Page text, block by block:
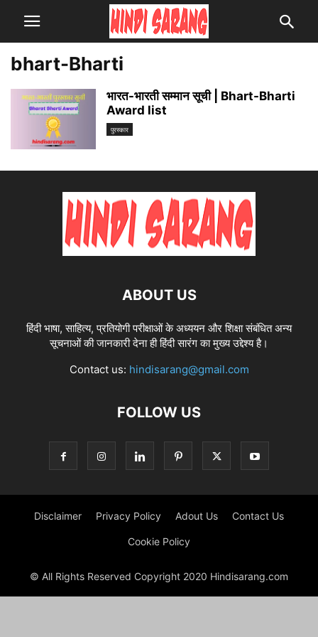
bhart-Bharti
भारत-भारती सम्मान सूची | Bhart-Bharti
Award list
पुरस्कार
ABOUT US
हिंदी भाषा, साहित्य, प्रतियोगी परीक्षाओं के अध्ययन और शिक्षा संबंधित अन्य
सूचनाओं की जानकारी देना ही हिंदी सारंग का मुख्य उद्देश्य है।
Contact us: hindisarang@gmail.com
FOLLOW US
Disclaimer Privacy Policy Adout Us Contact Us
Cookie Policy
© All Rights Reserved Copyright 2020 Hindisarang.com